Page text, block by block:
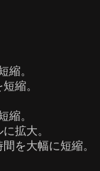
縮。
縮。
縮。
拡大。
を大幅に短縮。